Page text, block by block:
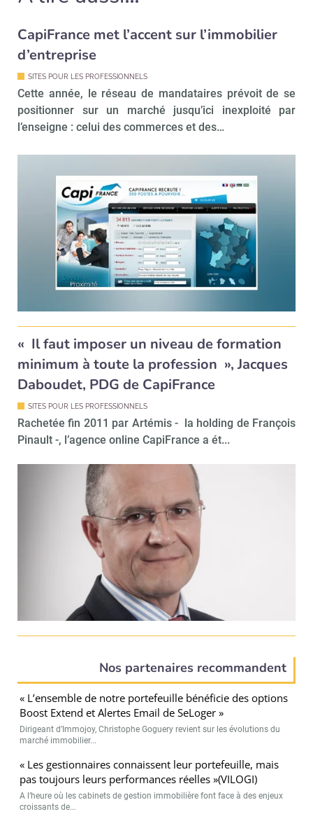
CapiFrance met l’accent sur l’immobilier
d’entreprise
SITES POUR LES PROFESSIONNELS
Cette année, le réseau de mandataires prévoit de se
positionner sur un marché jusqu’ici inexploité par
l’enseigne : celui des commerces et des…
« Il faut imposer un niveau de formation
minimum à toute la profession », Jacques
Daboudet, PDG de CapiFrance
SITES POUR LES PROFESSIONNELS
Rachetée fin 2011 par Artémis - la holding de François
Pinault -, l’agence online CapiFrance a ét...
Nos partenaires recommandent
« L’ensemble de notre portefeuille bénéficie des options
Boost Extend et Alertes Email de SeLoger »
Dirigeant d’Immojoy, Christophe Goguery revient sur les évolutions du
marché immobilier...
« Les gestionnaires connaissent leur portefeuille, mais
pas toujours leurs performances réelles »(VILOGI)
A l’heure où les cabinets de gestion immobilière font face à des enjeux
croissants de...
Recevoir Immo Matin
Valider